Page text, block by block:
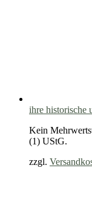
ihre historische
Kein
(1) UStG.
zzgl.